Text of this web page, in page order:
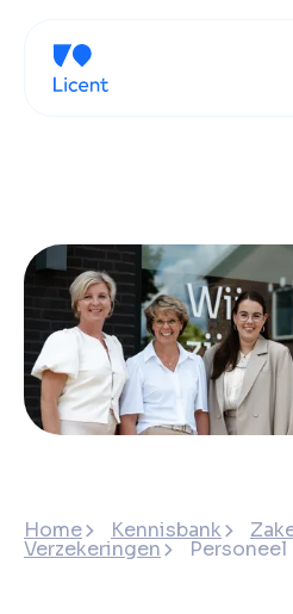
Onze
Home Kennisbank
Verzekeringen Personeel